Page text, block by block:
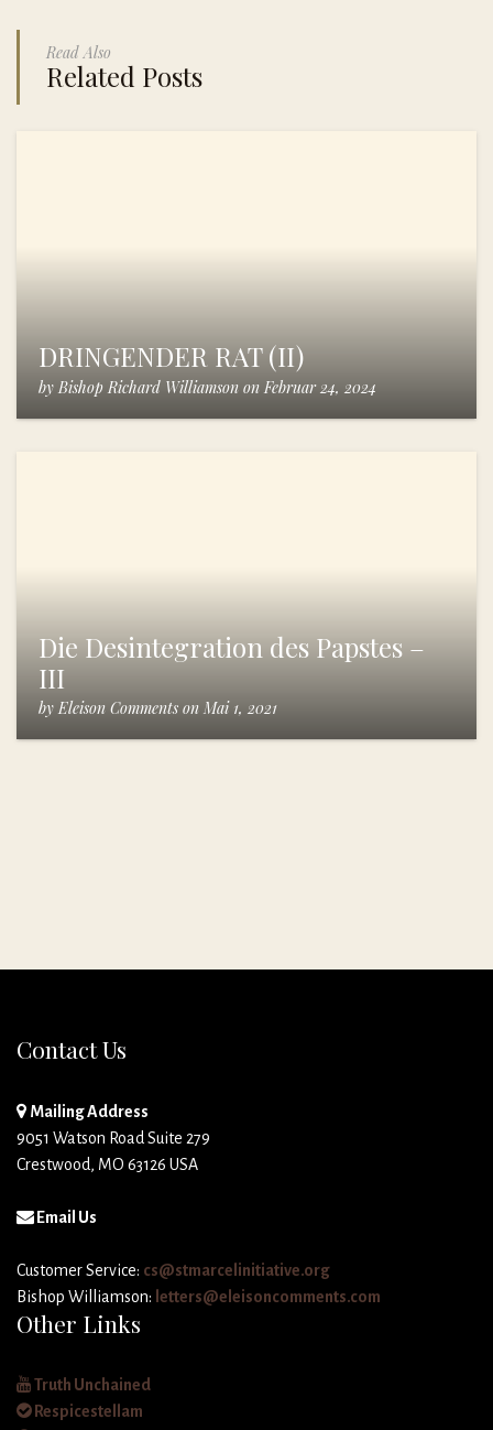
Read Also
Related Posts
DRINGENDER RAT (II)
by Bishop Richard Williamson on Februar 24, 2024
Die Desintegration des Papstes –
III
by Eleison Comments on Mai 1, 2021
Contact Us
Mailing Address
9051 Watson Road Suite 279
Crestwood, MO 63126 USA
Email Us
Customer Service: cs@stmarcelinitiative.org
Bishop Williamson: letters@eleisoncomments.com
Other Links
Truth Unchained
Respicestellam